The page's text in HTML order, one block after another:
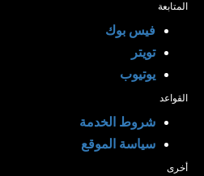
المتابعة
فيس بوك
تويتر
يوتيوب
القواعد
شروط الخدمة
سياسة الموقع
أخرى